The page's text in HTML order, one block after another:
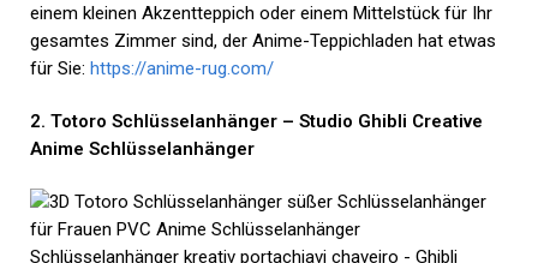
einem kleinen Akzentteppich oder einem Mittelstück für Ihr
gesamtes Zimmer sind, der Anime-Teppichladen hat etwas
für Sie: https://anime-rug.com/
2. Totoro Schlüsselanhänger – Studio Ghibli Creative
Anime Schlüsselanhänger